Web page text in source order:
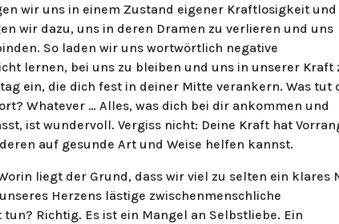
wir uns in einem Zustand eigener Kraftlosigkeit und
wir dazu, uns in deren Dramen zu verlieren und uns
So laden wir uns wortwörtlich negative
lernen, bei uns zu bleiben und uns in unserer Kraft
ein, die dich fest in deiner Mitte verankern. Was tut
Whatever … Alles, was dich bei dir ankommen und
ist wundervoll. Vergiss nicht: Deine Kraft hat
auf gesunde Art und Weise helfen kannst.
liegt der Grund, dass wir viel zu selten ein klares
Herzens lästige zwischenmenschliche
Richtig. Es ist ein Mangel an Selbstliebe. Ein